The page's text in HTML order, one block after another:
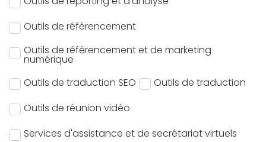
Outils de référencement
Outils de référencement et de marketing
numérique
Outils de traduction SEO
Outils de traduction
Outils de réunion vidéo
Services d'assistance et de secrétariat virtuels